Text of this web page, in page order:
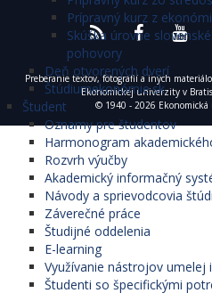
Prípravný kurz z
Skúška úrovne
pohovory
Deň otvorených dverí
Štúdiumekonómie.sk
Študent
Oznamy pre študentov
Harmonogram
Rozvrh výučby
Akademický informačný
Návody a sprievodcovia
Záverečné práce
Študijné oddelenia
E-learning
Využívanie nástrojov umelej
Študenti so špecifickými
Preberanie textov, fotografií a iných
Ekonomickej univerzity v
© 1940 - 2026